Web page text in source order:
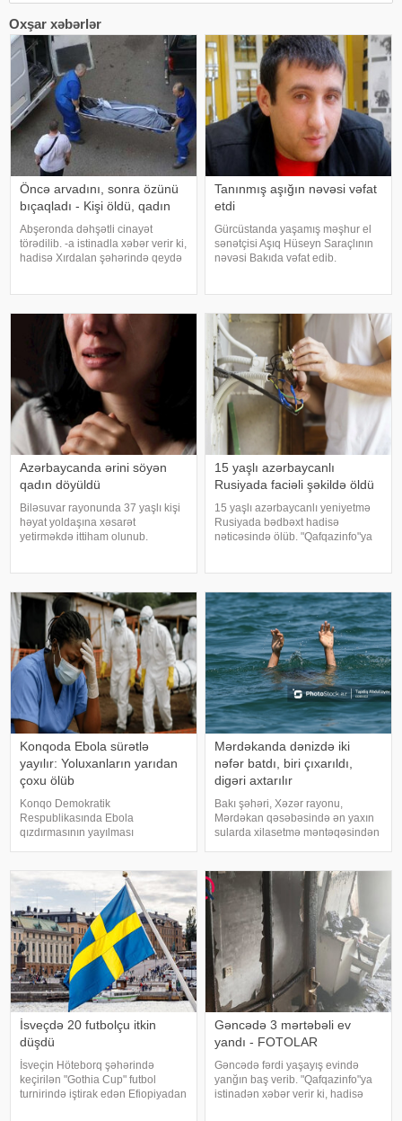
Oxşar xəbərlər
Öncə arvadını, sonra özünü
bıçaqladı - Kişi öldü, qadın
Abşeronda dəhşətli cinayət
törədilib. -a istinadla xəbər verir ki,
hadisə Xırdalan şəhərində qeydə
özünü bıçaqlayıb. Nəticəd
Tanınmış aşığın nəvəsi vəfat
etdi
Gürcüstanda yaşamış məşhur el
sənətçisi Aşıq Hüseyn Saraçlının
nəvəsi Bakıda vəfat edib.
dünyasını dəyişib. Bu gün onu
Azərbaycanda ərini söyən
qadın döyüldü
Biləsuvar rayonunda 37 yaşlı kişi
həyat yoldaşına xəsarət
yetirməkdə ittiham olunub.
red.) gecə saat 02:00 radələrind
15 yaşlı azərbaycanlı
Rusiyada faciəli şəkildə öldü
15 yaşlı azərbaycanlı yeniyetmə
Rusiyada bədbəxt hadisə
nəticəsində ölüb. "Qafqazinfo"ya
əslən Zaqatalanın Əliabad
qəsəbəsində
Konqoda Ebola sürətlə
yayılır: Yoluxanların yarıdan
çoxu ölüb
Konqo Demokratik
Respublikasında Ebola
qızdırmasının yayılması
Figaro" qəzeti Ümumdünya
Səhiyyə Təşkilatına (ÜST)
istinadən məlumat yayıb. ÜST-ni
Mərdəkanda dənizdə iki
nəfər batdı, biri çıxarıldı,
digəri axtarılır
Bakı şəhəri, Xəzər rayonu,
Mərdəkan qəsəbəsində ən yaxın
sularda xilasetmə məntəqəsindən
ki, bu barədə Fövqəladə Hallar
Nazirliyi (FHN) məlumat yayıb
İsveçdə 20 futbolçu itkin
düşdü
İsveçin Höteborq şəhərində
keçirilən "Gothia Cup" futbol
turnirində iştirak edən Efiopiyadan
Gəncədə 3 mərtəbəli ev
yandı - FOTOLAR
Gəncədə fərdi yaşayış evində
yanğın baş verib. "Qafqazinfo"ya
istinadən xəbər verir ki, hadisə